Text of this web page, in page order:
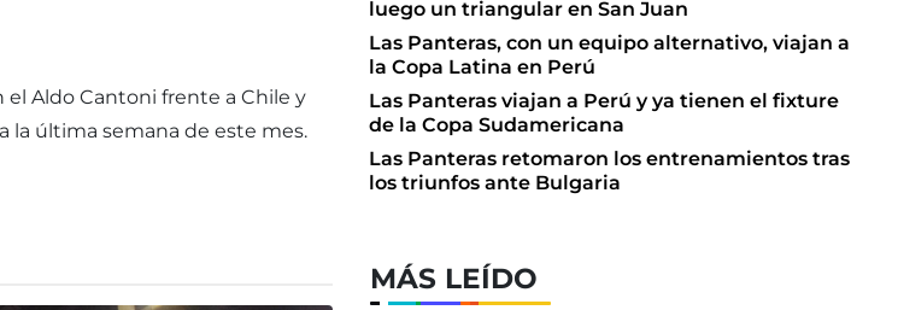
Aldo Cantoni frente a Chile y
la última semana de este mes.
luego un triangular en San Juan
Las Panteras, con un equipo alternativo, viajan a
la Copa Latina en Perú
Las Panteras viajan a Perú y ya tienen el fixture
de la Copa Sudamericana
Las Panteras retomaron los entrenamientos tras
los triunfos ante Bulgaria
MÁS LEÍDO